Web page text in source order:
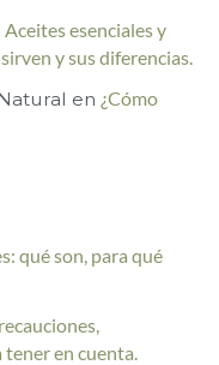
Aceites esenciales y
y sus diferencias.
en ¿Cómo
qué son, para qué
en cuenta.